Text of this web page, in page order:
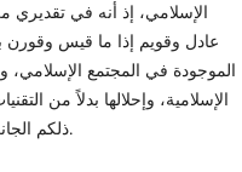
الإسلامي، إذ أنه في
عادل وقويم إذا ما قيس وقورن
الموجودة في المجتمع الإسلامي،
الإسلامية، وإحلالها بدلاً من
ذلكم الجانب التشريعي الذي عطل في أكثر بلاد العالم الإسلامي.